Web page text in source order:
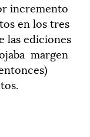
incremento
en los tres
las ediciones
margen